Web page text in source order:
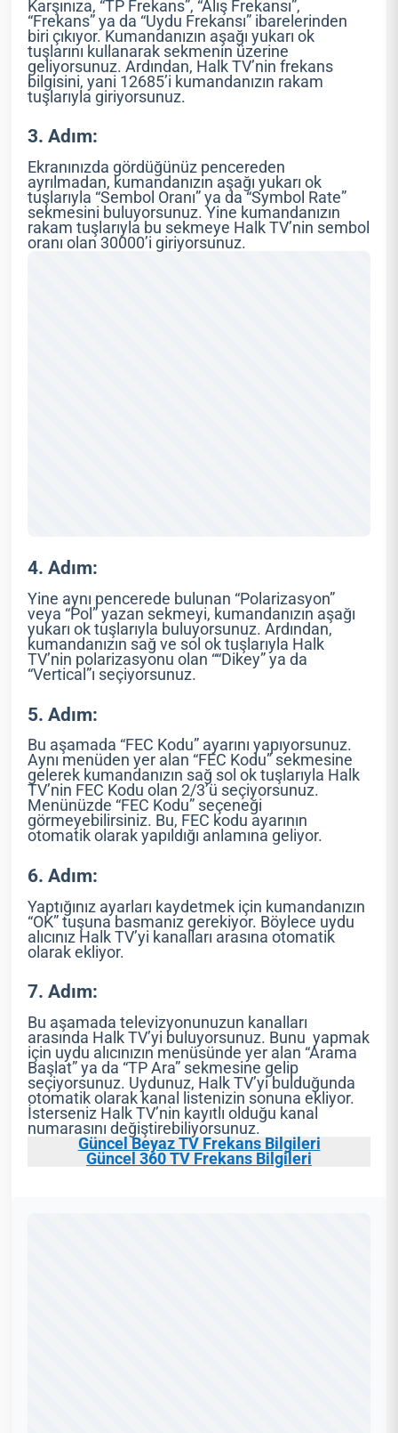
Karşınıza, “TP Frekans”, “Alış Frekansı”,
“Frekans” ya da “Uydu Frekansı” ibarelerinden
biri çıkıyor. Kumandanızın aşağı yukarı ok
tuşlarını kullanarak sekmenin üzerine
geliyorsunuz. Ardından, Halk TV’nin frekans
bilgisini, yani 12685’i kumandanızın rakam
tuşlarıyla giriyorsunuz.
3. Adım:
Ekranınızda gördüğünüz pencereden
ayrılmadan, kumandanızın aşağı yukarı ok
tuşlarıyla “Sembol Oranı” ya da “Symbol Rate”
sekmesini buluyorsunuz. Yine kumandanızın
rakam tuşlarıyla bu sekmeye Halk TV’nin sembol
oranı olan 30000’i giriyorsunuz.
4. Adım:
Yine aynı pencerede bulunan “Polarizasyon”
veya “Pol” yazan sekmeyi, kumandanızın aşağı
yukarı ok tuşlarıyla buluyorsunuz. Ardından,
kumandanızın sağ ve sol ok tuşlarıyla Halk
TV’nin polarizasyonu olan ““Dikey” ya da
“Vertical”ı seçiyorsunuz.
5. Adım:
Bu aşamada “FEC Kodu” ayarını yapıyorsunuz.
Aynı menüden yer alan “FEC Kodu” sekmesine
gelerek kumandanızın sağ sol ok tuşlarıyla Halk
TV’nin FEC Kodu olan 2/3’ü seçiyorsunuz.
Menünüzde “FEC Kodu” seçeneği
görmeyebilirsiniz. Bu, FEC kodu ayarının
otomatik olarak yapıldığı anlamına geliyor.
6. Adım:
Yaptığınız ayarları kaydetmek için kumandanızın
“OK” tuşuna basmanız gerekiyor. Böylece uydu
alıcınız Halk TV’yi kanalları arasına otomatik
olarak ekliyor.
7. Adım:
Bu aşamada televizyonunuzun kanalları
arasında Halk TV’yi buluyorsunuz. Bunu yapmak
için uydu alıcınızın menüsünde yer alan “Arama
Başlat” ya da “TP Ara” sekmesine gelip
seçiyorsunuz. Uydunuz, Halk TV’yi bulduğunda
otomatik olarak kanal listenizin sonuna ekliyor.
İsterseniz Halk TV’nin kayıtlı olduğu kanal
numarasını değiştirebiliyorsunuz.
Güncel Beyaz TV Frekans Bilgileri
Güncel 360 TV Frekans Bilgileri